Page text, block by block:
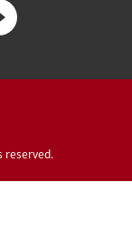
reserved.